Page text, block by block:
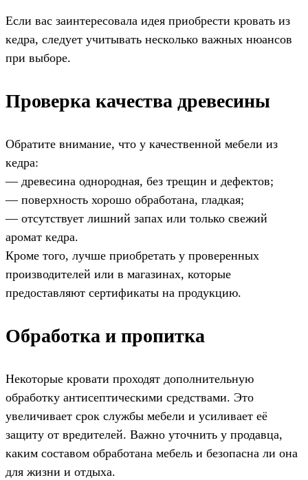
Если вас заинтересовала идея приобрести кровать из
кедра, следует учитывать несколько важных нюансов
при выборе.
Проверка качества древесины
Обратите внимание, что у качественной мебели из
кедра:
— древесина однородная, без трещин и дефектов;
— поверхность хорошо обработана, гладкая;
— отсутствует лишний запах или только свежий
аромат кедра.
Кроме того, лучше приобретать у проверенных
производителей или в магазинах, которые
предоставляют сертификаты на продукцию.
Обработка и пропитка
Некоторые кровати проходят дополнительную
обработку антисептическими средствами. Это
увеличивает срок службы мебели и усиливает её
защиту от вредителей. Важно уточнить у продавца,
каким составом обработана мебель и безопасна ли она
для жизни и отдыха.